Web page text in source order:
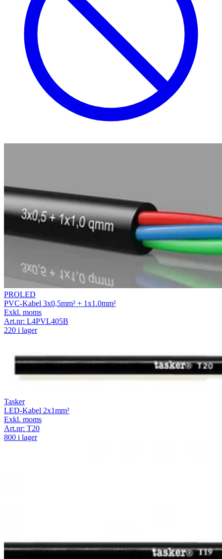
PROLED
PVC-Kabel 3x0,5mm² + 1x1.0mm²
Exkl. moms
Art.nr: L4PVL405B
220 i lager
Tasker
LED-Kabel 2x1mm²
Exkl. moms
Art.nr: T20
800 i lager